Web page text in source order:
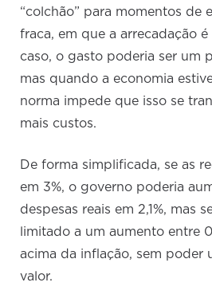
“colchão” para momentos de
fraca, em que a arrecadação é
caso, o gasto poderia ser um
mas quando a economia
norma impede que isso se
mais custos.
De forma simplificada, se as
em 3%, o governo poderia
despesas reais em 2,1%, mas
limitado a um aumento entre
acima da inflação, sem poder
valor.